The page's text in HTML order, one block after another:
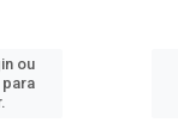
ou